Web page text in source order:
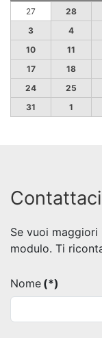
27
28
3
4
10
11
17
18
24
25
31
1
Contattaci
Se vuoi
modulo. Ti
Nome (*)